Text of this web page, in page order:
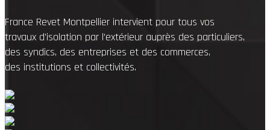
France Revet Montpellier intervient pour tous vos
travaux d'isolation par l’extérieur auprès des particuliers,
des syndics, des entreprises et des commerces,
des institutions et collectivités.